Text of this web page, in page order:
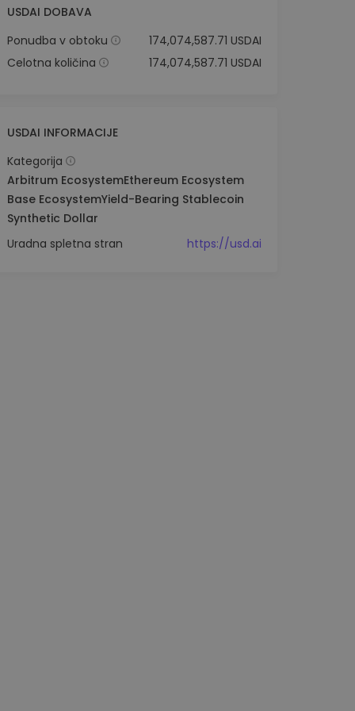
USDAI DOBAVA
Ponudba v obtoku
174,074,587.71 USDAI
Celotna količina
174,074,587.71 USDAI
USDAI INFORMACIJE
Kategorija
Arbitrum EcosystemEthereum Ecosystem
Base EcosystemYield-Bearing Stablecoin
Synthetic Dollar
Uradna spletna stran
https://usd.ai